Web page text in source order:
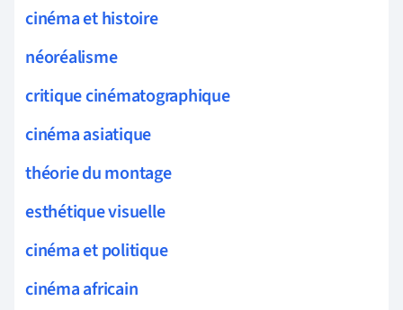
cinéma et histoire
néoréalisme
critique cinématographique
cinéma asiatique
théorie du montage
esthétique visuelle
cinéma et politique
cinéma africain